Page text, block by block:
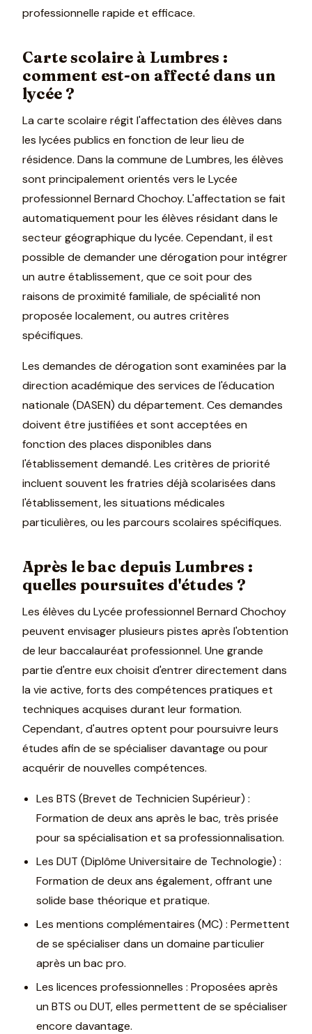
professionnelle rapide et efficace.
Carte scolaire à Lumbres :
comment est-on affecté dans un
lycée ?
La carte scolaire régit l'affectation des élèves dans
les lycées publics en fonction de leur lieu de
résidence. Dans la commune de Lumbres, les élèves
sont principalement orientés vers le Lycée
professionnel Bernard Chochoy. L'affectation se fait
automatiquement pour les élèves résidant dans le
secteur géographique du lycée. Cependant, il est
possible de demander une dérogation pour intégrer
un autre établissement, que ce soit pour des
raisons de proximité familiale, de spécialité non
proposée localement, ou autres critères
spécifiques.
Les demandes de dérogation sont examinées par la
direction académique des services de l'éducation
nationale (DASEN) du département. Ces demandes
doivent être justifiées et sont acceptées en
fonction des places disponibles dans
l'établissement demandé. Les critères de priorité
incluent souvent les fratries déjà scolarisées dans
l'établissement, les situations médicales
particulières, ou les parcours scolaires spécifiques.
Après le bac depuis Lumbres :
quelles poursuites d'études ?
Les élèves du Lycée professionnel Bernard Chochoy
peuvent envisager plusieurs pistes après l'obtention
de leur baccalauréat professionnel. Une grande
partie d'entre eux choisit d'entrer directement dans
la vie active, forts des compétences pratiques et
techniques acquises durant leur formation.
Cependant, d'autres optent pour poursuivre leurs
études afin de se spécialiser davantage ou pour
acquérir de nouvelles compétences.
Les BTS (Brevet de Technicien Supérieur) :
Formation de deux ans après le bac, très prisée
pour sa spécialisation et sa professionnalisation.
Les DUT (Diplôme Universitaire de Technologie) :
Formation de deux ans également, offrant une
solide base théorique et pratique.
Les mentions complémentaires (MC) : Permettent
de se spécialiser dans un domaine particulier
après un bac pro.
Les licences professionnelles : Proposées après
un BTS ou DUT, elles permettent de se spécialiser
encore davantage.